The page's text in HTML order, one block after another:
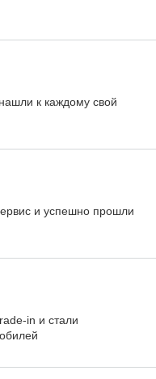
к каждому свой
и успешно прошли
in и стали